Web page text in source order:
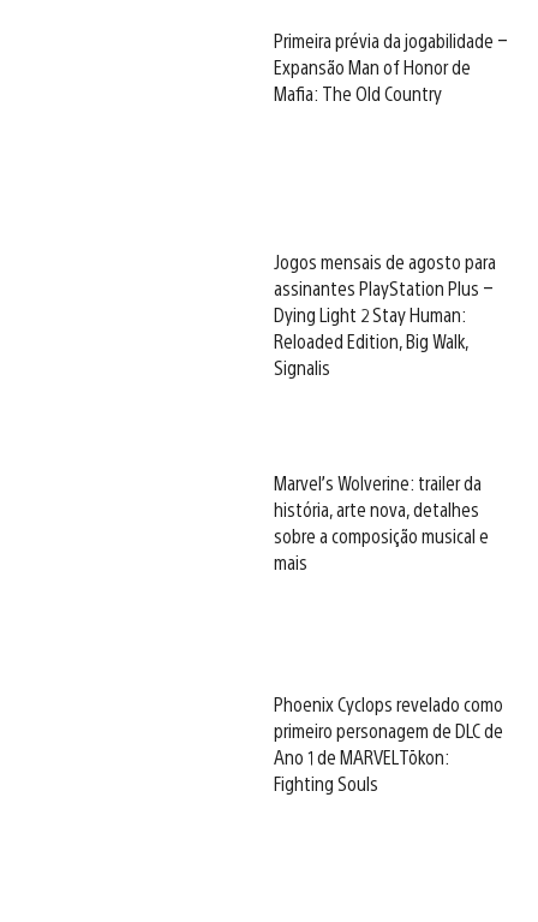
Primeira prévia da jogabilidade –
Expansão Man of Honor de
Mafia: The Old Country
Jogos mensais de agosto para
assinantes PlayStation Plus –
Dying Light 2 Stay Human:
Reloaded Edition, Big Walk,
Signalis
Marvel’s Wolverine: trailer da
história, arte nova, detalhes
sobre a composição musical e
mais
Phoenix Cyclops revelado como
primeiro personagem de DLC de
Ano 1 de MARVEL Tōkon:
Fighting Souls